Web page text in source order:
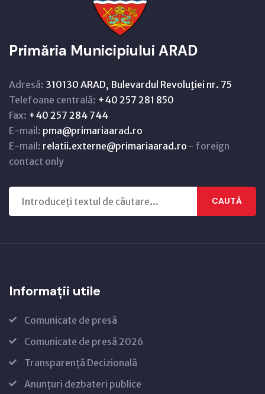
Primăria Municipiului ARAD
Adresă: 310130 ARAD, Bulevardul Revoluţiei nr. 75
Telefoane centrală: +40 257 281 850
Fax: +40 257 284 744
E-mail: pma@primariaarad.ro
E-mail: relatii.externe@primariaarad.ro - foreign
contact only
CAUTĂ
Informații utile
Comunicate de presă
Comunicate de presă 2026
Transparență Decizională
Anunțuri dezbateri publice